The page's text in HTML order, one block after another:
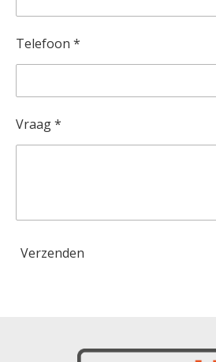
Telefoon *
Vraag *
Verzenden